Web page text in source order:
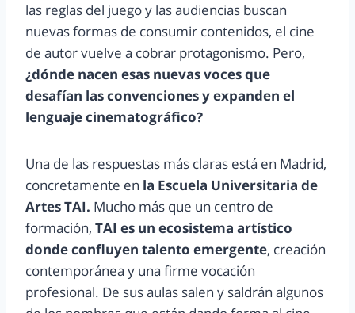
las reglas del juego y las audiencias buscan
nuevas formas de consumir contenidos, el cine
de autor vuelve a cobrar protagonismo. Pero,
¿dónde nacen esas nuevas voces que
desafían las convenciones y expanden el
lenguaje cinematográfico?
Una de las respuestas más claras está en Madrid,
concretamente en la Escuela Universitaria de
Artes TAI. Mucho más que un centro de
formación, TAI es un ecosistema artístico
donde confluyen talento emergente, creación
contemporánea y una firme vocación
profesional. De sus aulas salen y saldrán algunos